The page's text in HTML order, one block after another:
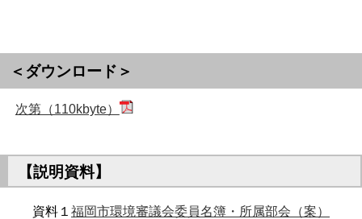
＜ダウンロード＞
次第（110kbyte）
【説明資料】
資料１ 福岡市環境審議会委員名簿・所属部会（案）